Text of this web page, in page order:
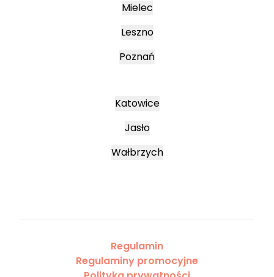
Mielec
Leszno
Poznań
Katowice
Jasło
Wałbrzych
Regulamin
Regulaminy promocyjne